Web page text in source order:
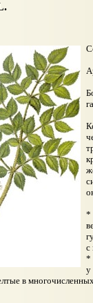
*
с
*
у
в